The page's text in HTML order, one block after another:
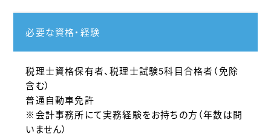
必要な資格・経験
税理士資格保有者、税理士試験5科目合格者（免除
含む）
普通自動車免許
※会計事務所にて実務経験をお持ちの方（年数は問
いません）